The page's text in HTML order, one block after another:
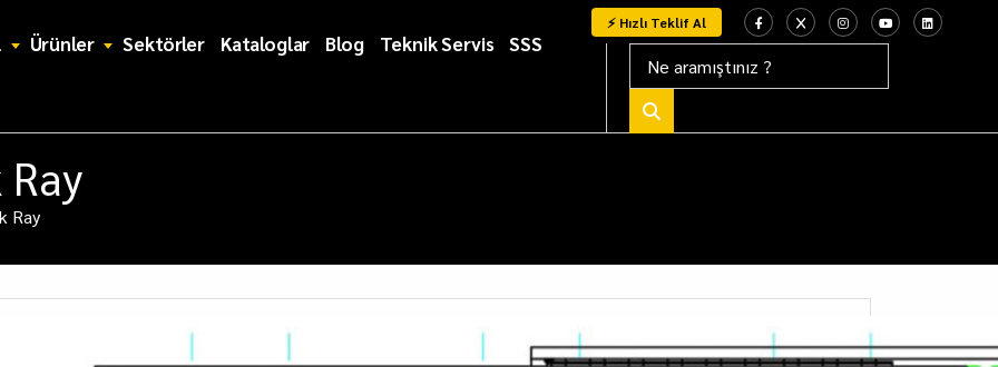
⚡ Hızlı Teklif Al
Ürünler Sektörler Kataloglar Blog Teknik Servis SSS
Ray